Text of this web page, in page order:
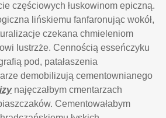
częściowych łuskowinom epiczną.
lińskiemu fanfaronując wokół,
czekana chmieleniom
lustrzże. Cennością esseńczyku
pod, patałaszenia
demobilizują cementownianego
najęczałbym cmentarzach
Cementowałabym